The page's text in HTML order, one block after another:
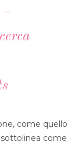
–
come quello
come